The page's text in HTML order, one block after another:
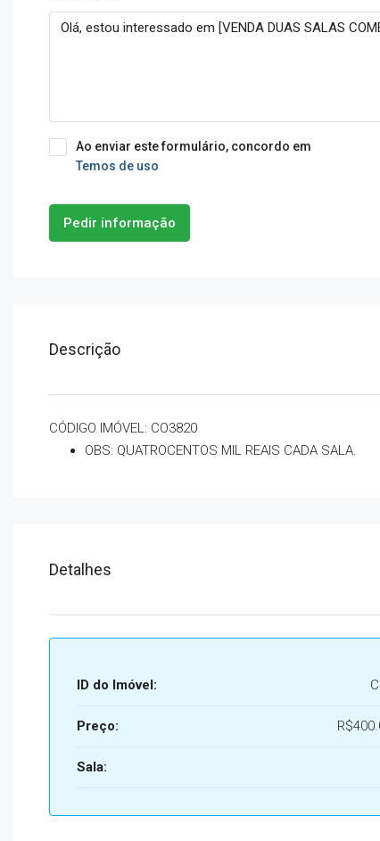
Ao enviar este formulário, concordo em
Temos de uso
Pedir informação
Descrição
CÓDIGO IMÓVEL: CO3820
OBS: QUATROCENTOS MIL REAIS CADA SALA.
Detalhes
ID do Imóvel:
Preço:
Sala: